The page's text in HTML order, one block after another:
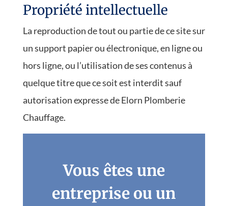
Propriété intellectuelle
La reproduction de tout ou partie de ce site sur
un support papier ou électronique, en ligne ou
hors ligne, ou l’utilisation de ses contenus à
quelque titre que ce soit est interdit sauf
autorisation expresse de Elorn Plomberie
Chauffage.
Vous êtes une
entreprise ou un